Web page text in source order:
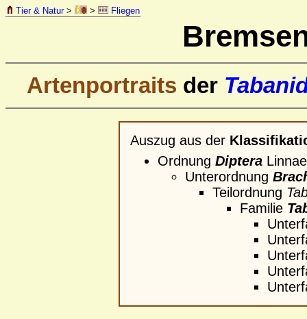
Tier & Natur> > Fliegen
Artenportraits der
Auszug aus der
Ordnung Diptera
Unterordnung
Teilordnung
Familie